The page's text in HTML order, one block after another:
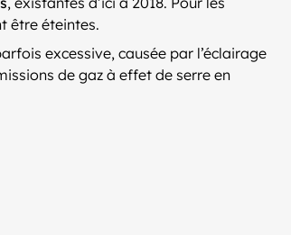
être éteintes.
excessive, causée par l’éclairage
de gaz à effet de serre en